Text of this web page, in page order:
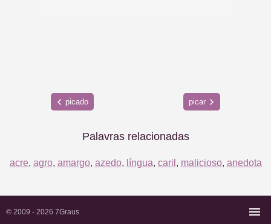
picado picar
Palavras relacionadas
acre, agro, amargo, azedo, língua, caril , malicioso, anedota
© 2009 - 2026 7Graus